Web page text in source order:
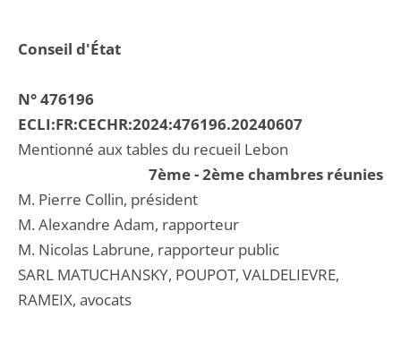
Conseil d'État
N° 476196
ECLI:FR:CECHR:2024:476196.20240607
Mentionné aux tables du recueil Lebon
7ème - 2ème chambres réunies
M. Pierre Collin, président
M. Alexandre Adam, rapporteur
M. Nicolas Labrune, rapporteur public
SARL MATUCHANSKY, POUPOT, VALDELIEVRE,
RAMEIX, avocats